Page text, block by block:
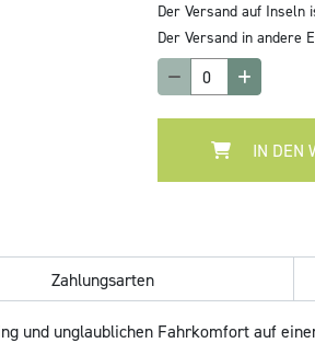
Der Versand auf Inseln
Der Versand in andere
IN DEN
Zahlungsarten
und unglaublichen Fahrkomfort auf